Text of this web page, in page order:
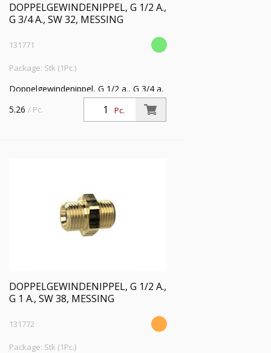
DOPPELGEWINDENIPPEL, G 1/2 A.,
G 3/4 A., SW 32, MESSING
131771
Package: Stk (1Pc.)
Doppelgewindenippel, G 1/2 a., G 3/4 a,
SW 32, Messing, Arbeitsdruck max. 25
bar, Betriebstemp. max. 150 °C
Pc.
5.26 / Pc.
DOPPELGEWINDENIPPEL, G 1/2 A.,
G 1 A., SW 38, MESSING
131772
Package: Stk (1Pc.)